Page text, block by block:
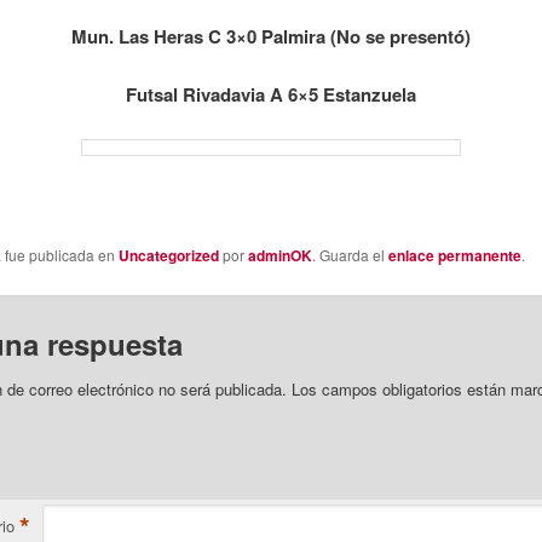
Mun. Las Heras C 3×0 Palmira (No se presentó)
Futsal Rivadavia A 6×5 Estanzuela
fue publicada en UncategorizedporadminOK. Guarda el enlace permanente.
respuesta
de correo electrónico no será publicada. Los campos obligatorios están
*